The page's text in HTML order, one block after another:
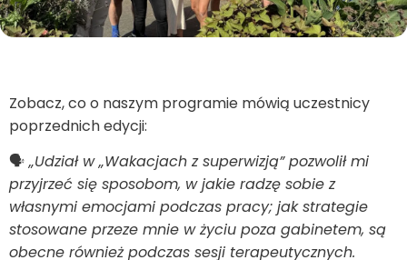
Zobacz, co o naszym programie mówią uczestnicy
poprzednich edycji:
🗣„Udział w „Wakacjach z superwizją” pozwolił mi
przyjrzeć się sposobom, w jakie radzę sobie z
własnymi emocjami podczas pracy; jak strategie
stosowane przeze mnie w życiu poza gabinetem, są
obecne również podczas sesji terapeutycznych.